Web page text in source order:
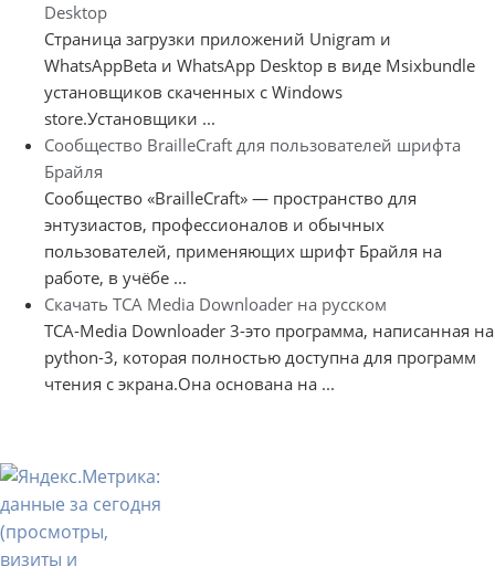
Desktop
Страница загрузки приложений Unigram и
WhatsAppBeta и WhatsApp Desktop в виде Msixbundle
установщиков скаченных с Windows
store.Установщики ...
Сообщество BrailleCraft для пользователей шрифта
Брайля
Сообщество «BrailleCraft» — пространство для
энтузиастов, профессионалов и обычных
пользователей, применяющих шрифт Брайля на
работе, в учёбе ...
Скачать TCA Media Downloader на русском
TCA-Media Downloader 3-это программа, написанная на
python-3, которая полностью доступна для программ
чтения с экрана.Она основана на ...